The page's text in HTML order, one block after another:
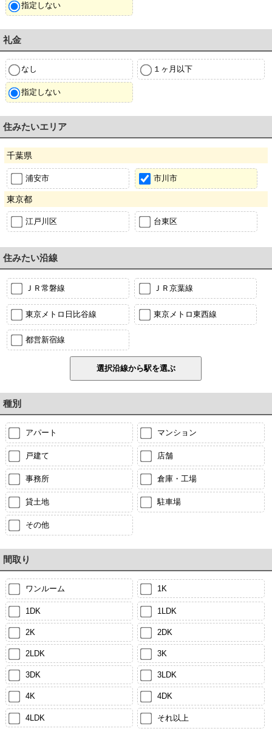
指定しない
礼金
なし １ヶ月以下
指定しない
住みたいエリア
千葉県
浦安市 市川市
東京都
江戸川区 台東区
住みたい沿線
ＪＲ常磐線 ＪＲ京葉線
東京メトロ日比谷線 東京メトロ東西線
都営新宿線
種別
アパート マンション
戸建て 店舗
事務所 倉庫・工場
貸土地 駐車場
その他
間取り
ワンルーム 1K
1DK 1LDK
2K 2DK
2LDK 3K
3DK 3LDK
4K 4DK
4LDK それ以上